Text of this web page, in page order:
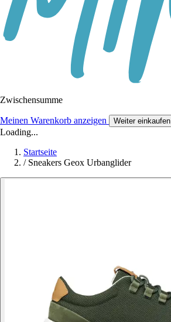
Zwischensumme
Meinen Warenkorb anzeigen Weiter einkaufen
Loading...
Startseite
/ Sneakers Geox Urbanglider